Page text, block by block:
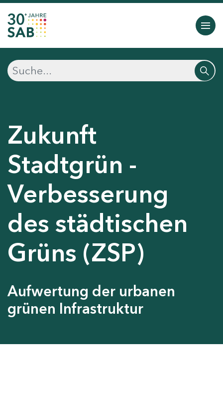
Zukunft
Stadtgrün -
Verbesserung
des städtischen
Grüns (ZSP)
Aufwertung der urbanen
grünen Infrastruktur